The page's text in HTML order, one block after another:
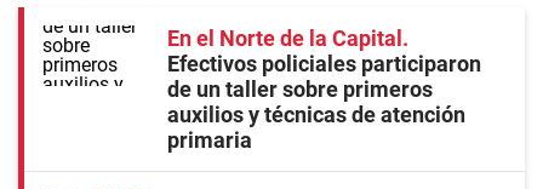
En el Norte de la Capital
Efectivos policiales participaron
de un taller sobre primeros
auxilios y técnicas de atención
primaria